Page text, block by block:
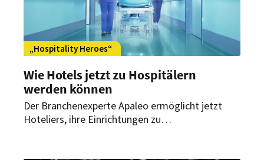
„Hospitality Heroes“
Wie Hotels jetzt zu Hospitälern
werden können
Der Branchenexperte Apaleo ermöglicht jetzt
Hoteliers, ihre Einrichtungen zu